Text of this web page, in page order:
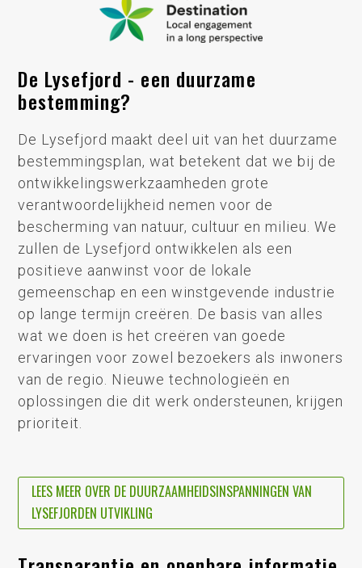
De Lysefjord - een duurzame
bestemming?
De Lysefjord maakt deel uit van het duurzame
bestemmingsplan, wat betekent dat we bij de
ontwikkelingswerkzaamheden grote
verantwoordelijkheid nemen voor de
bescherming van natuur, cultuur en milieu. We
zullen de Lysefjord ontwikkelen als een
positieve aanwinst voor de lokale
gemeenschap en een winstgevende industrie
op lange termijn creëren. De basis van alles
wat we doen is het creëren van goede
ervaringen voor zowel bezoekers als inwoners
van de regio. Nieuwe technologieën en
oplossingen die dit werk ondersteunen, krijgen
prioriteit.
LEES MEER OVER DE DUURZAAMHEIDSINSPANNINGEN VAN
LYSEFJORDEN UTVIKLING